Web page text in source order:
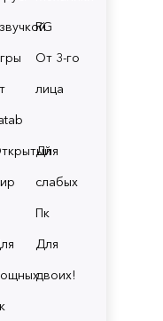
RG
От 3-го
лица
Для
слабых
Пк
Для
двоих!